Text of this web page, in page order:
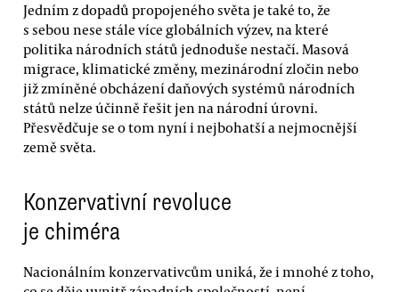
Jedním z dopadů propojeného světa je také to, že
s sebou nese stále více globálních výzev, na které
politika národních států jednoduše nestačí. Masová
migrace, klimatické změny, mezinárodní zločin nebo
již zmíněné obcházení daňových systémů národních
států nelze účinně řešit jen na národní úrovni.
Přesvědčuje se o tom nyní i nejbohatší a nejmocnější
země světa.
Konzervativní revoluce
je chiméra
Nacionálním konzervativcům uniká, že i mnohé z toho,